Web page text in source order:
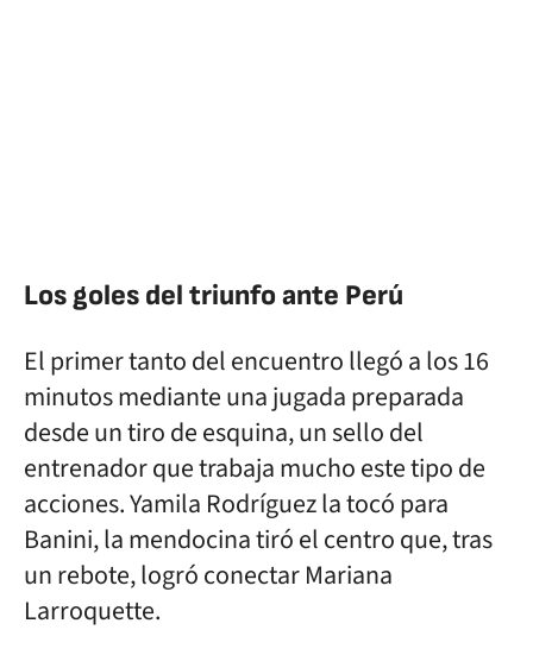
Los goles del triunfo ante Perú
El primer tanto del encuentro llegó a los 16
minutos mediante una jugada preparada
desde un tiro de esquina, un sello del
entrenador que trabaja mucho este tipo de
acciones. Yamila Rodríguez la tocó para
Banini, la mendocina tiró el centro que, tras
un rebote, logró conectar Mariana
Larroquette.